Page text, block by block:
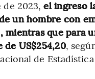
de 2023,el ingreso
un hombre con
mientras que para
de US$254,20,
de Estadística